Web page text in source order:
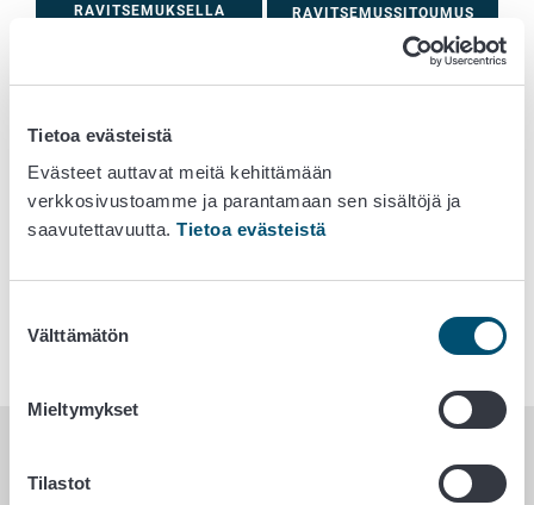
Tietoa evästeistä
Evästeet auttavat meitä kehittämään
verkkosivustoamme ja parantamaan sen sisältöjä ja
saavutettavuutta. Tietoa evästeistä
valinta
Välttämätön
Mieltymykset
Tilastot
RAVITSEMUKSELLA
RAVITSEMUSSITOUMUS
KULUTTAJA- JA
– VÄESTÖN
EDISTÄJÄ JA SEURAAJA